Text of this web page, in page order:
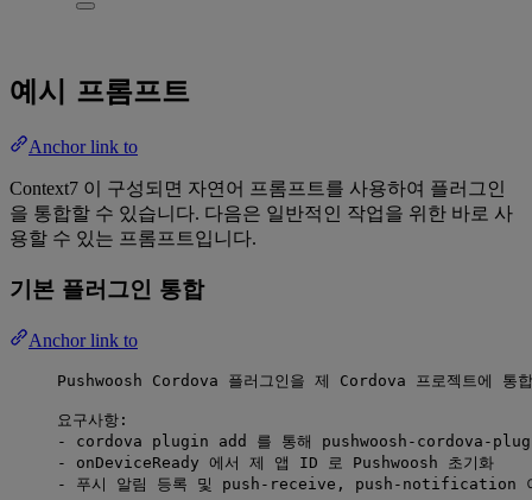
예시 프롬프트
Anchor link to
Context7 이 구성되면 자연어 프롬프트를 사용하여 플러그인
을 통합할 수 있습니다. 다음은 일반적인 작업을 위한 바로 사
용할 수 있는 프롬프트입니다.
기본 플러그인 통합
Anchor link to
Pushwoosh Cordova 플러그인을 제 Cordova 프로젝트에 통
요구사항:
- cordova plugin add 를 통해 pushwoosh-cordova-
- onDeviceReady 에서 제 앱 ID 로 Pushwoosh 초기화
- 푸시 알림 등록 및 push-receive, push-notification